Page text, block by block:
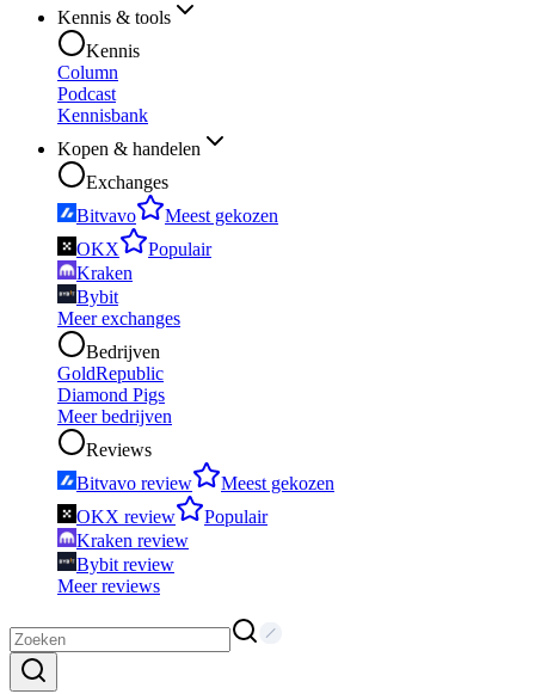
Kennis & tools
Kennis
Column
Podcast
Kennisbank
Kopen & handelen
Exchanges
Bitvavo
Meest gekozen
OKX
Populair
Kraken
Bybit
Meer exchanges
Bedrijven
GoldRepublic
Diamond Pigs
Meer bedrijven
Reviews
Bitvavo review
Meest gekozen
OKX review
Populair
Kraken review
Bybit review
Meer reviews